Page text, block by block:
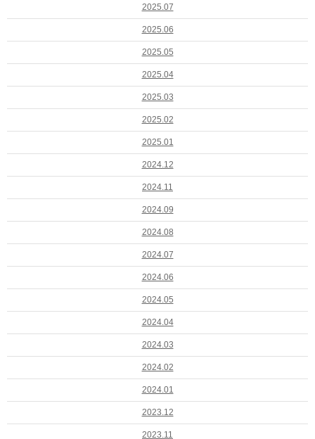
2025.07
2025.06
2025.05
2025.04
2025.03
2025.02
2025.01
2024.12
2024.11
2024.09
2024.08
2024.07
2024.06
2024.05
2024.04
2024.03
2024.02
2024.01
2023.12
2023.11